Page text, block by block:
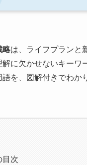
略は、ライフプランと
に欠かせないキー
を、図解付きでわか
目次